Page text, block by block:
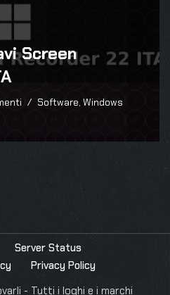
Screen
Software, Windows
Server Status
Privacy Policy
- Tutti i loghi e i marchi